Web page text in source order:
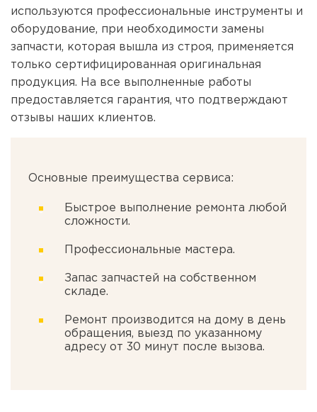
используются профессиональные инструменты и
оборудование, при необходимости замены
запчасти, которая вышла из строя, применяется
только сертифицированная оригинальная
продукция. На все выполненные работы
предоставляется гарантия, что подтверждают
отзывы наших клиентов.
Основные преимущества сервиса:
Быстрое выполнение ремонта любой
сложности.
Профессиональные мастера.
Запас запчастей на собственном
складе.
Ремонт производится на дому в день
обращения, выезд по указанному
адресу от 30 минут после вызова.